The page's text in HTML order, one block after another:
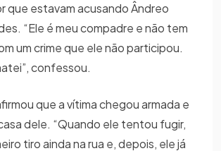
que estavam acusando Ândreo
“Ele é meu compadre e não tem
um crime que ele não participou.
confessou.
que a vítima chegou armada e
dele. “Quando ele tentou fugir,
tiro ainda na rua e, depois, ele já